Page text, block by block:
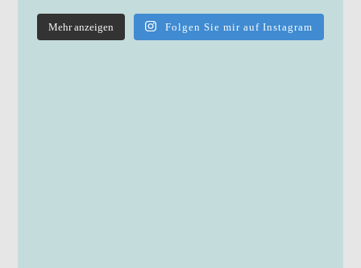
Mehr anzeigen Folgen Sie mir auf Instagram